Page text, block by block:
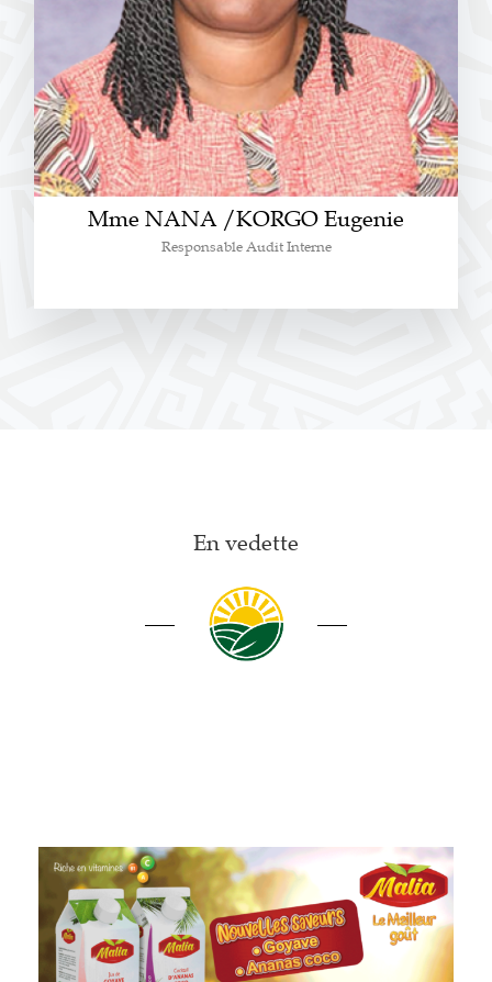
Mme NANA /KORGO Eugenie
Responsable Audit Interne
En vedette